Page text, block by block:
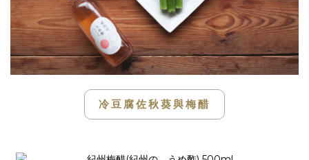
冷豆腐佐秋葵與梅醋